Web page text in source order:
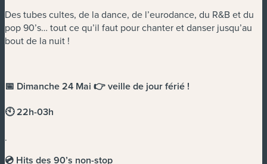
Des tubes cultes, de la dance, de l’eurodance, du R&B et du
pop 90’s… tout ce qu’il faut pour chanter et danser jusqu’au
bout de la nuit !
📅 Dimanche 24 Mai 👉 veille de jour férié !
🕙 22h-03h
.
💿 Hits des 90’s non-stop